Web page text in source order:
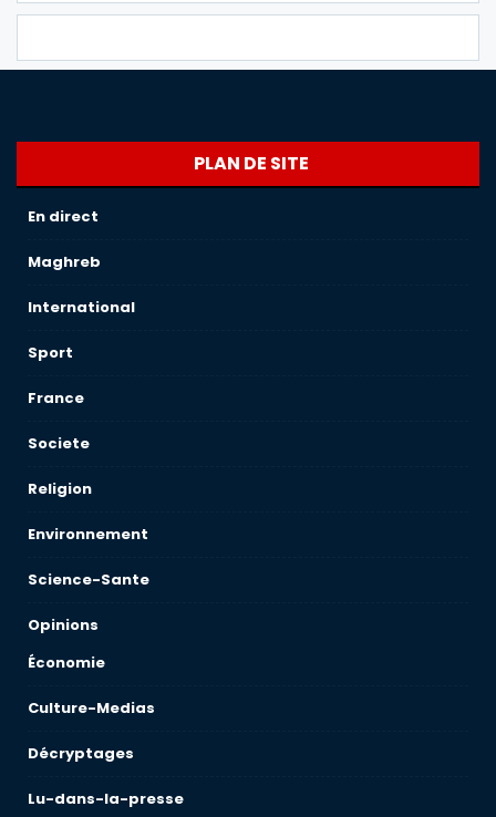
PLAN DE SITE
En direct
Maghreb
International
Sport
France
Societe
Religion
Environnement
Science-Sante
Opinions
Économie
Culture-Medias
Décryptages
Lu-dans-la-presse